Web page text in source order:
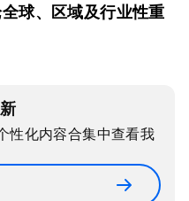
球、区域及行业性重
性化内容合集中查看我